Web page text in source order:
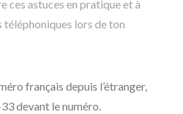
ces astuces en pratique et à
lors de ton
français depuis l’étranger,
devant le numéro.